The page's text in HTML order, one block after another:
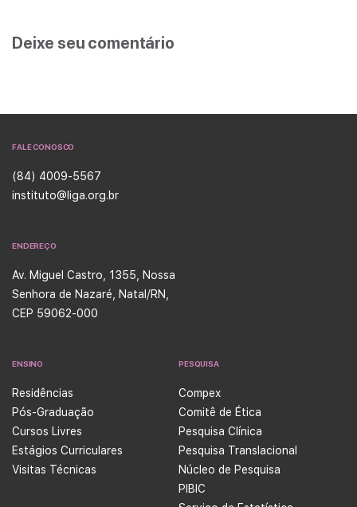
Deixe seu comentário
FALE CONOSCO
(84) 4009-5567
instituto@liga.org.br
ENDEREÇO
Av. Miguel Castro, 1355, Nossa
Senhora de Nazaré, Natal/RN,
CEP 59062-000
ENSINO
Residências
Pós-Graduação
Cursos Livres
Estágios Curriculares
Visitas Técnicas
PESQUISA
Compex
Comitê de Ética
Pesquisa Clínica
Pesquisa Translacional
Núcleo de Pesquisa
PIBIC